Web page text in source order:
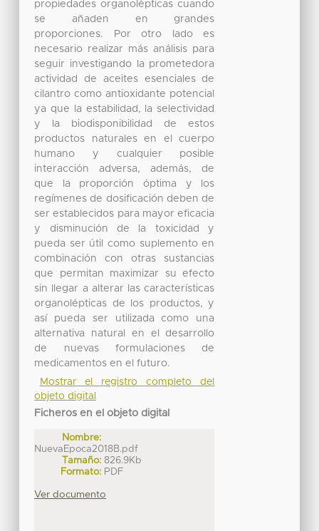
propiedades organolépticas cuando
se añaden en grandes
proporciones. Por otro lado es
necesario realizar más análisis para
seguir investigando la prometedora
actividad de aceites esenciales de
cilantro como antioxidante potencial
ya que la estabilidad, la selectividad
y la biodisponibilidad de estos
productos naturales en el cuerpo
humano y cualquier posible
interacción adversa, además, de
que la proporción óptima y los
regímenes de dosificación deben de
ser establecidos para mayor eficacia
y disminución de la toxicidad y
pueda ser útil como suplemento en
combinación con otras sustancias
que permitan maximizar su efecto
sin llegar a alterar las características
organolépticas de los productos, y
así pueda ser utilizada como una
alternativa natural en el desarrollo
de nuevas formulaciones de
medicamentos en el futuro.
Mostrar el registro completo del
objeto digital
Ficheros en el objeto digital
Nombre:
NuevaEpoca2018B.pdf
Tamaño: 826.9Kb
Formato: PDF
Ver documento